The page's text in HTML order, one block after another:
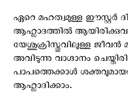
ഏറെ മഹത്വമുള്ള ഈസ്റ്റർ
ആഹ്ലാദത്തിൽ
യേശുക്രിസ്തുവിലുള്ള
അവിടുന്നു വാഗ്ദാനം
പാപത്തെക്കാൾ
ആഹ്ലാദിക്കാം.